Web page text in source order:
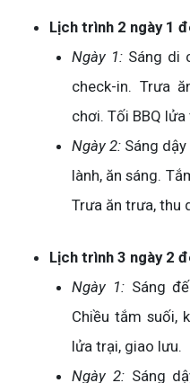
Lịch trình 2 ngày 1
Ngày 1: Sáng di
check-in. Trưa
chơi. Tối BBQ
Ngày 2: Sáng
lành, ăn sáng.
Trưa ăn trưa, thu
Lịch trình 3 ngày 2
Ngày 1:Sáng
Chiều tắm suối,
lửa trại, giao lưu.
Ngày 2:Sáng